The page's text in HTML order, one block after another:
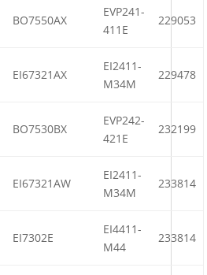
BO7550AX
EVP241-
411E
229053
EI67321AX
EI2411-
M34M
229478
BO7530BX
EVP242-
421E
232199
EI67321AW
EI2411-
M34M
233814
EI7302E
EI4411-
M44
233814